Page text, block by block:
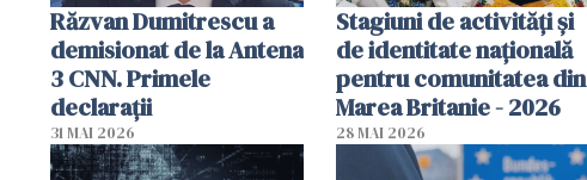
Răzvan Dumitrescu a
demisionat de la Antena
3 CNN. Primele
declarații
31 MAI 2026
Stagiuni de activități și
de identitate națională
pentru comunitatea din
Marea Britanie - 2026
28 MAI 2026